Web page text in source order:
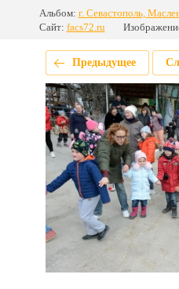
Альбом: г. Севастополь,
Сайт: facs72.ru
Предыдущее